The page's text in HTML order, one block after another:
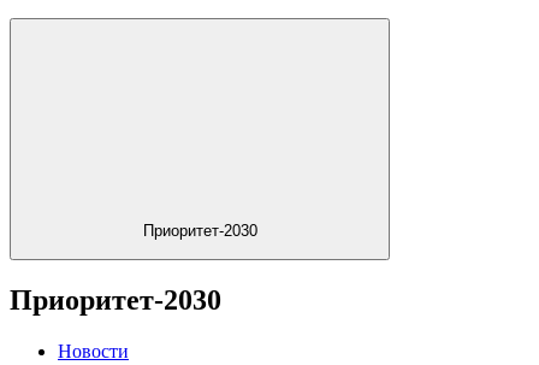
Приоритет-2030
Приоритет-2030
Новости